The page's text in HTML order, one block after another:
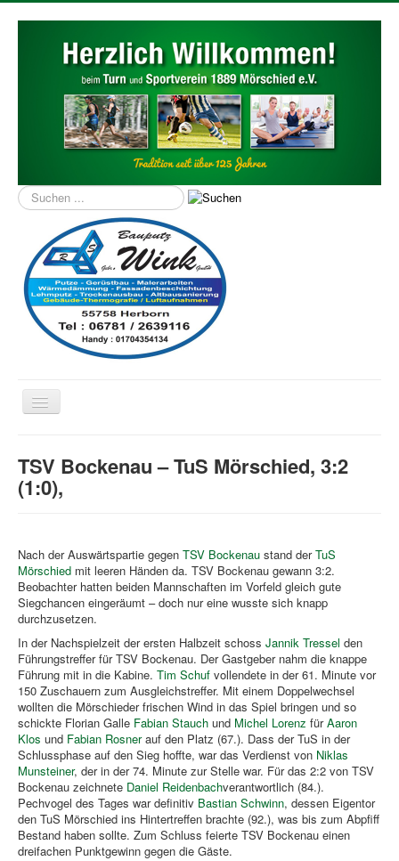
Suchen
...
Navigation
an/aus
Über uns
Links
Bildergalerie
Benutzer
Kontakt
Impressum
Downloadcenter
Aktuelle Seite: Startseite Über uns
Fußball
TSV Bockenau – TuS Mörschied, 3:2 (1:0),
TSV Bockenau – TuS Mörschied, 3:2
(1:0),
Nach der Auswärtspartie gegen TSV Bockenau stand derTuS
Mörschied mit leeren Händen da. TSV Bockenau gewann 3:2.
Beobachter hatten beiden Mannschaften im Vorfeld gleich gute
Siegchancen eingeräumt – doch nur eine wusste sich knapp
durchzusetzen.
In der Nachspielzeit der ersten Halbzeit schoss Jannik Tressel den
Führungstreffer für TSV Bockenau. Der Gastgeber nahm die knappe
Führung mit in die Kabine. Tim Schuf vollendete in der 61. Minute vor
150 Zuschauern zum Ausgleichstreffer. Mit einem Doppelwechsel
wollten die Mörschieder frischen Wind in das Spiel bringen und so
schickte Florian Galle Fabian Stauch und Michel Lorenz fürAaron
Klos und Fabian Rosnerauf den Platz (67.). Dass der TuS in der
Schlussphase auf den Sieg hoffte, war das Verdienst von Niklas
Munsteiner, der in der 74. Minute zur Stelle war. Für das 2:2 von TSV
Bockenau zeichnete Daniel Reidenbachverantwortlich (84.).
Pechvogel des Tages war definitiv Bastian Schwinn, dessen Eigentor
den TuS Mörschied ins Hintertreffen brachte (92.), was bis zum Abpfiff
Bestand haben sollte. Zum Schluss feierte TSV Bockenau einen
dreifachen Punktgewinn gegen die Gäste.